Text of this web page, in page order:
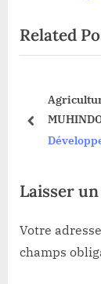
u
s
s
P
o
:
Related
prev
Laisser
Votre
champs